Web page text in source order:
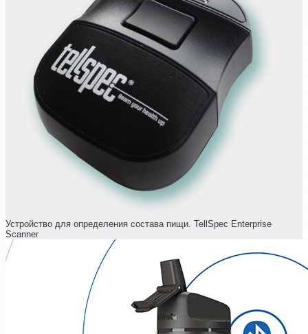
Устройство для определения состава пищи. TellSpec Enterprise
Scanner